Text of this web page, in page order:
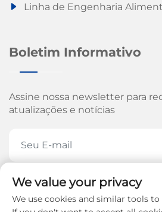
Linha de Engenharia
Boletim Informativo
Assine nossa newsletter para
atualizações e notícias
ASSINE AGORA
We value your privacy
We use cookies and similar tools